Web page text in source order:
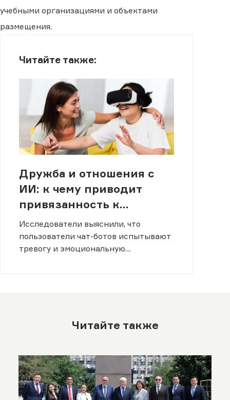
учебными организациями и объектами
размещения.
Читайте также:
Дружба и отношения с
ИИ: к чему приводит
привязанность к
нейросетям
Исследователи выяснили, что
пользователи чат-ботов испытывают
тревогу и эмоциональную
Читайте также